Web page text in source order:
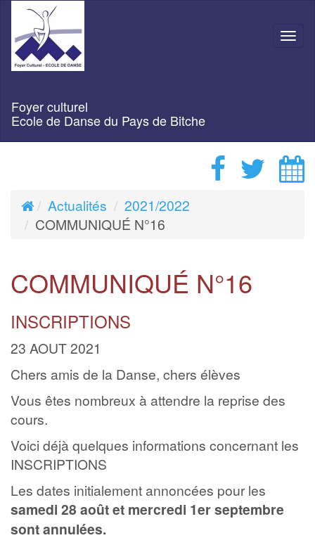
Foyer culturel
Ecole de Danse du Pays de Bitche
Actualités
2021/2022
COMMUNIQUÉ N°16
COMMUNIQUÉ N°16
INSCRIPTIONS
23 AOUT 2021
Chers amis de la Danse, chers élèves
Vous êtes nombreux à attendre la reprise des
cours.
Voici déjà quelques informations concernant les
INSCRIPTIONS
Les dates initialement annoncées pour les
samedi 28 août et mercredi 1er septembre
sont annulées.